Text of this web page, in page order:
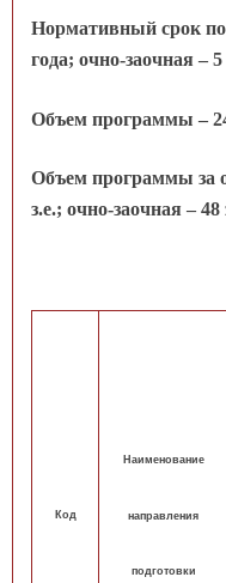
Нормативный срок
года; очно-заочная –
Объем программы –
Объем программы за
з.е.; очно-заочная – 48
Код
Наименование
направления
подготовки